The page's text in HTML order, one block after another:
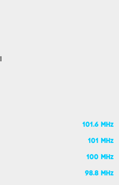
101.6 MHz
101 MHz
100 MHz
98.8 MHz